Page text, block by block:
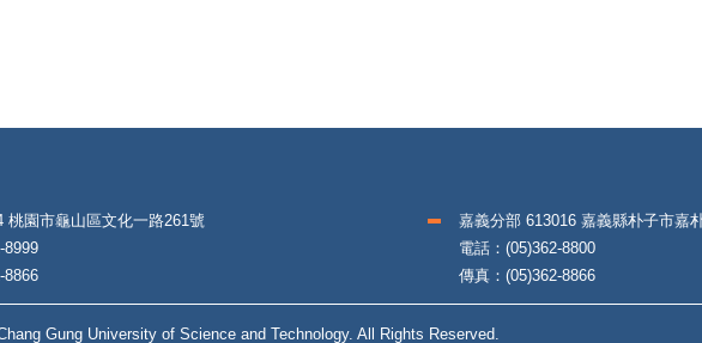
桃園市龜山區文化一路261號
8999
8866
嘉義分部 613016 嘉義縣朴子市嘉
電話：(05)362-8800
傳真：(05)362-8866
Gung University of Science and Technology. All Rights Reserved.